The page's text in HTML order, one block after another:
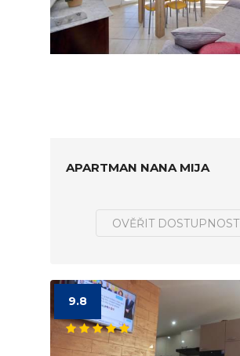
APARTMAN NANA MIJA
OVĚŘIT DOSTUPNOST
9.8